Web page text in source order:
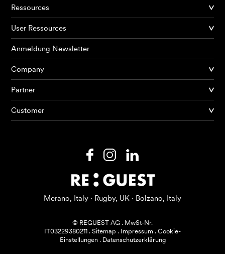
Produkte
KI Agents
Ressourcen
Über mich
Ressources
User Ressources
Anmeldung Newsletter
Company
Partner
Customer
Merano, Italy · Rugby, UK · Bolzano, Italy
© REGUEST AG . MwSt-Nr.
IT03229380211 . Sitemap . Impressum . Cookie-
Einstellungen. Datenschutzerklärung